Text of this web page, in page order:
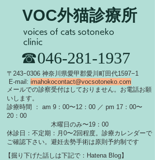
VOC外猫診療所
​☎046-281-1937
​〒243ｰ0306 神奈川県愛甲郡愛川町田代1597−1
E-mail: imahokocontact@vocsotoneko.com
​メールでの診察受付はしておりません。お電話お願
いします。
診療時間 ： am 9：00〜12：00 ／ pm 17：00〜
20：00
木曜日のみ〜19：00
休診日：不定期：月0〜2回程度。診療カレンダーで
ご確認下さい。 ​避妊去勢手術は原則予約制です
voices of cats sotoneko
clinic
【掘り下げた話しは下記で：Hatena Blog】